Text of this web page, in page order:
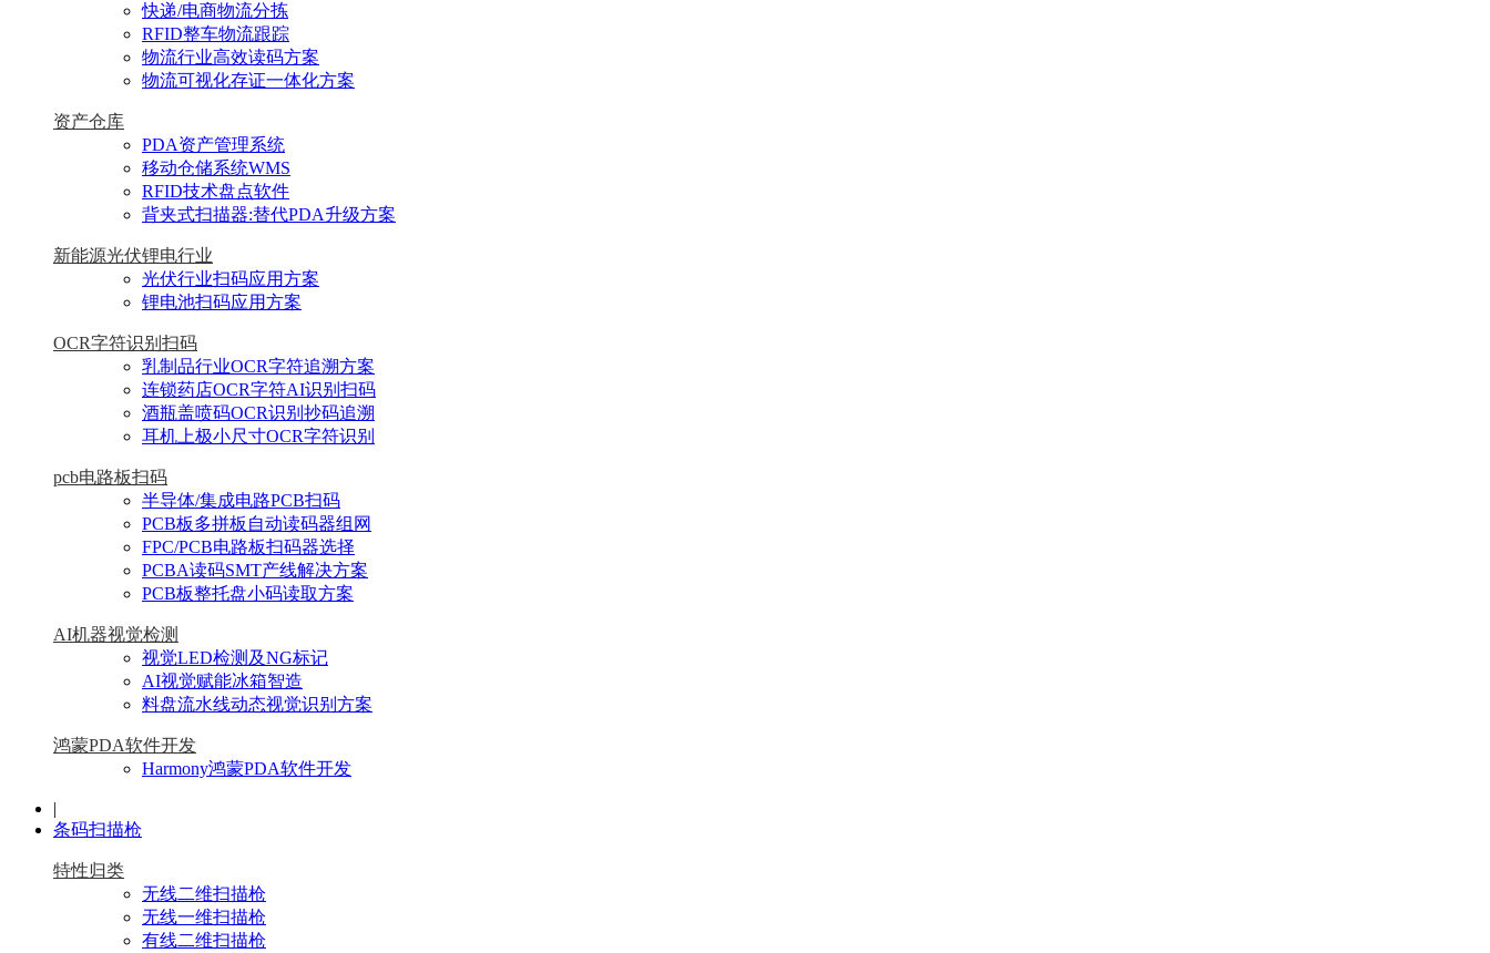
快递/电商物流分拣
RFID整车物流跟踪
物流行业高效读码方案
物流可视化存证一体化方案
资产仓库
PDA资产管理系统
移动仓储系统WMS
RFID技术盘点软件
背夹式扫描器:替代PDA升级方案
新能源光伏锂电行业
光伏行业扫码应用方案
锂电池扫码应用方案
OCR字符识别扫码
乳制品行业OCR字符追溯方案
连锁药店OCR字符AI识别扫码
酒瓶盖喷码OCR识别抄码追溯
耳机上极小尺寸OCR字符识别
pcb电路板扫码
半导体/集成电路PCB扫码
PCB板多拼板自动读码器组网
FPC/PCB电路板扫码器选择
PCBA读码SMT产线解决方案
PCB板整托盘小码读取方案
AI机器视觉检测
视觉LED检测及NG标记
AI视觉赋能冰箱智造
料盘流水线动态视觉识别方案
鸿蒙PDA软件开发
Harmony鸿蒙PDA软件开发
|
条码扫描枪
特性归类
无线二维扫描枪
无线一维扫描枪
有线二维扫描枪